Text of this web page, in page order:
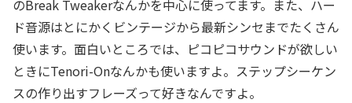
のBreak Tweakerなんかを中心に使ってます。また、ハー
ド音源はとにかくビンテージから最新シンセまでたくさん
使います。面白いところでは、ピコピコサウンドが欲しい
ときにTenori-Onなんかも使いますよ。ステップシーケン
スの作り出すフレーズって好きなんですよ。